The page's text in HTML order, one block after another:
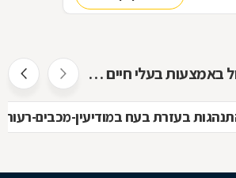
לקבל אהבה וחום ועוד-ועוד. הקשר
מטפלים בתחום? בכתבהאנשים שחיפשו טיפול באמצעות בעלי חיים חיפשו גם
בעזרת בעח במודיעין-מכבים-רעות